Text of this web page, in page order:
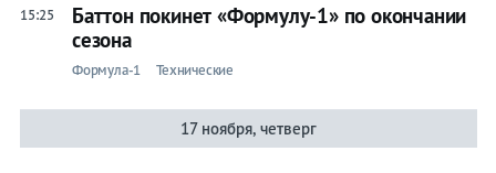
15:25
Баттон покинет «Формулу-1» по окончании
сезона
Формула-1 Технические
17 ноября, четверг